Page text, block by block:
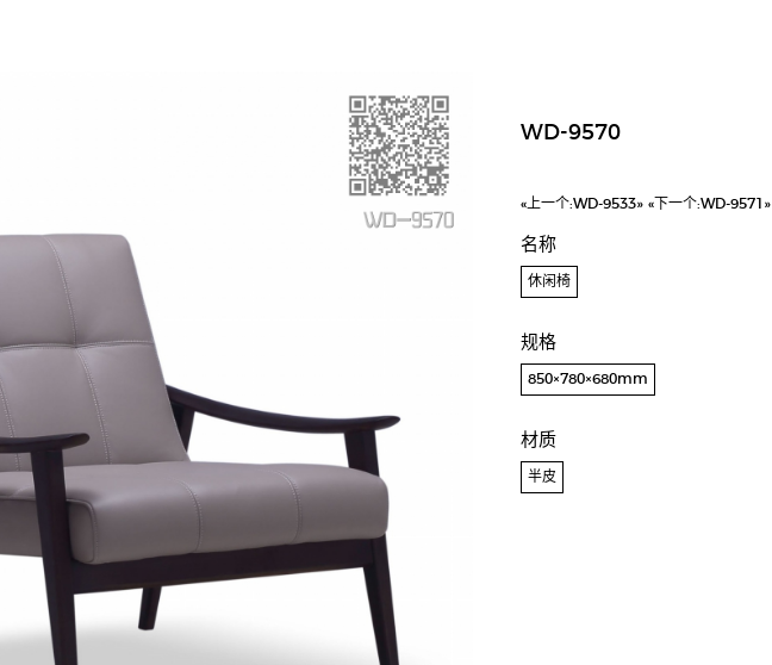
WD-9570
«上一个:WD-9533» «下一个:WD-9571»
名称
休闲椅
规格
850×780×680mm
材质
半皮